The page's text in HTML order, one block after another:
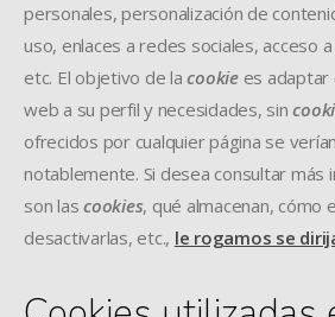
personales, personalización de
uso, enlaces a redes sociales, acceso
etc. El objetivo de lacookiees adaptar
web a su perfil y necesidades, sin
ofrecidos por cualquier página se
notablemente. Si desea consultar más
son las cookies, qué almacenan, cómo
desactivarlas, etc., le rogamos se